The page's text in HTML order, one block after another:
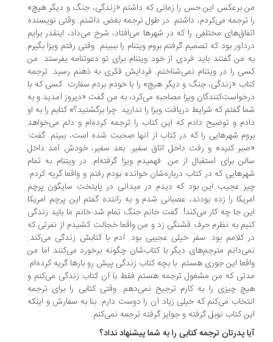
برعکس این حس را زمانی که داشتم «زندگی، جنگ و دیگر هیچ»
ترجمه می‌کردم، داشتم. در طول ترجمه بغض داشتم. وقتی نویسنده
مختلفی را که در شهر‌ها می‌افتاد، شرح می‌داد، اینقدر برایم
بود که تصمیم گرفتم بروم ویتنام را بببینم. وقتی رفتم ویزا بگیرم
من گفتند باید فردی از خود ویتنام برای تو دعوتنامه بفرستد. من
را در ویتنام نمی‌شناختم. فردایش فکری به ذهنم رسید. ترجمه
«زندگی، جنگ و دیگر هیچ» را با خودم بردم سفارت. کسی که با
ویزا مصاحبه می‌کرد، به من گفت «دیروز آمدید و به
گفتم که شرایط دریافت ویزا را ندارید. چرا برگشتید؟» کتابم را به او
و توضیح دادم که این کتاب را ترجمه کرده‌ام و دلم می‌خواهد
شهر‌هایی را که در کتاب از آنها صحبت شده است، ببینم. گفت:
کنید» و رفت داخل اتاق سفیر. بعد سفیر، خودش آمد داخل
برای استقبال از من. فهمیدم ویزا گرفته‌ام. در ویتنام به تمام
که در کتاب درباره‌شان خوانده بودم رفتم و واقعا گریه کردم.
عجیب این بود که دیدم در میدانی در پایتخت سایگون پرچم
را ‌زده بودند، عصبانی شدم و به راننده گفتم این پرچم امریکا
جا چه کار می‌کند!. گفت خانم جنگ تمام شد خانم ما باید زندگی
به نظرم حرف قشنگی زد و من واقعا خجالت کشیدم از نفرتی که
کلامم بود. سفر خیلی عجیبی بود. آدم با کتابش زندگی می‌کند.
مترجم‌های دیگر با کتاب‌شان چگونه برخورد می‌کنند اما من
این جوری هستم. با بچه کتاب زندگی پیش رو بارها گریه کرده‌ام.
که من مشغول ترجمه هستم فقط با آن کتاب زندگی می‌کنم و
چیزی را به کارم ترجیح نمی‌دهم. وقتی کتابی را برای ترجمه
می‌کنم که خیلی زیاد آن را دوست دارم. بنا به سفارش و اینکه
کتاب نوبل گرفته و جوایز گرفته ترجمه نمی‌کنم.
پدرتان ترجمه کتابی را به شما پیشنهاد نداد؟